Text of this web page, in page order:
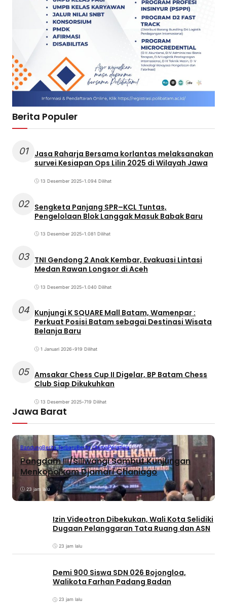
Berita Populer
01
Jasa Raharja Bersama korlantas melaksanakan
survei Kesiapan Ops Lilin 2025 di Wilayah Jawa
13 Desember 2025•1.094 Dilihat
02 Sengketa Panjang SPR–KCL Tuntas,
Pengelolaan Blok Langgak Masuk Babak Baru
13 Desember 2025•1.081 Dilihat
03 TNI Gendong 2 Anak Kembar, Evakuasi Lintasi
Medan Rawan Longsor di Aceh
13 Desember 2025•1.040 Dilihat
04 Kunjungi K SQUARE Mall Batam, Wamenpar :
Perkuat Posisi Batam sebagai Destinasi Wisata
Belanja Baru
1 Januari 2026•919 Dilihat
05 Amsakar Chess Cup II Digelar, BP Batam Chess
Club Siap Dikukuhkan
13 Desember 2025•719 Dilihat
Jawa Barat
BandungBerita TerbaruBerita UtamaPeristiwa
Pangdam III/Siliwangi Sambut Kunjungan
Menkopolkam Djamari Chaniago
23 jam lalu
Izin Videotron Dibekukan, Wali Kota Selidiki
Dugaan Pelanggaran Tata Ruang dan ASN
23 jam lalu
Demi 900 Siswa SDN 026 Bojongloa,
Walikota Farhan Padang Badan
23 jam lalu